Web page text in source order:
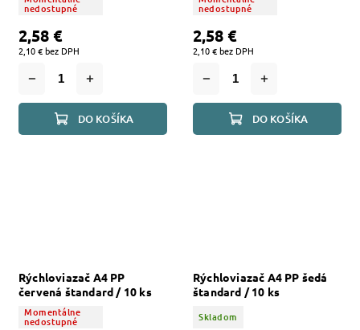
nedostupné
2,10 € bez DPH
2,58 €
DO KOŠÍKA
nedostupné
2,10 € bez DPH
2,58 €
DO KOŠÍKA
Rýchloviazač A4 PP
červená štandard / 10 ks
Momentálne
nedostupné
Rýchloviazač A4 PP šedá
štandard / 10 ks
Skladom